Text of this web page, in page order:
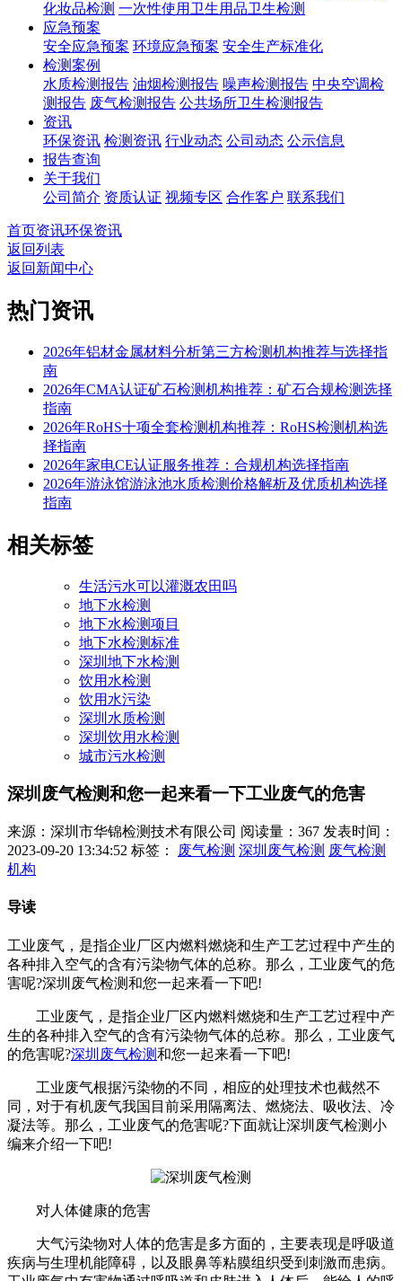
化妆品检测 一次性使用卫生用品卫生检测
应急预案
安全应急预案 环境应急预案 安全生产标准化
检测案例
水质检测报告 油烟检测报告 噪声检测报告 中央空调检
测报告 废气检测报告 公共场所卫生检测报告
资讯
环保资讯 检测资讯 行业动态 公司动态 公示信息
报告查询
关于我们
公司简介 资质认证 视频专区 合作客户 联系我们
首页资讯环保资讯
返回列表
返回新闻中心
热门资讯
2026年铝材金属材料分析第三方检测机构推荐与选择指
南
2026年CMA认证矿石检测机构推荐：矿石合规检测选择
指南
2026年RoHS十项全套检测机构推荐：RoHS检测机构选
择指南
2026年家电CE认证服务推荐：合规机构选择指南
2026年游泳馆游泳池水质检测价格解析及优质机构选择
指南
相关标签
生活污水可以灌溉农田吗
地下水检测
地下水检测项目
地下水检测标准
深圳地下水检测
饮用水检测
饮用水污染
深圳水质检测
深圳饮用水检测
城市污水检测
深圳废气检测和您一起来看一下工业废气的危害
来源：深圳市华锦检测技术有限公司 阅读量：367 发表时间：
2023-09-20 13:34:52 标签： 废气检测 深圳废气检测 废气检测
机构
导读
工业废气，是指企业厂区内燃料燃烧和生产工艺过程中产生的
各种排入空气的含有污染物气体的总称。那么，工业废气的危
害呢?深圳废气检测和您一起来看一下吧!
工业废气，是指企业厂区内燃料燃烧和生产工艺过程中产
生的各种排入空气的含有污染物气体的总称。那么，工业废气
的危害呢?深圳废气检测和您一起来看一下吧!
工业废气根据污染物的不同，相应的处理技术也截然不
同，对于有机废气我国目前采用隔离法、燃烧法、吸收法、冷
凝法等。那么，工业废气的危害呢?下面就让深圳废气检测小
编来介绍一下吧!
对人体健康的危害
大气污染物对人体的危害是多方面的，主要表现是呼吸道
疾病与生理机能障碍，以及眼鼻等粘膜组织受到刺激而患病。